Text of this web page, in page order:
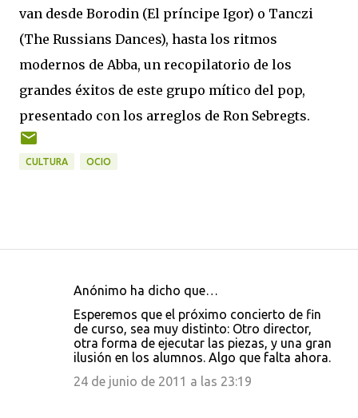
van desde Borodin (El príncipe Igor) o Tanczi
(The Russians Dances), hasta los ritmos
modernos de Abba, un recopilatorio de los
grandes éxitos de este grupo mítico del pop,
presentado con los arreglos de Ron Sebregts.
CULTURA OCIO
Anónimo ha dicho que…
Esperemos que el próximo concierto de fin
de curso, sea muy distinto: Otro director,
otra forma de ejecutar las piezas, y una gran
ilusión en los alumnos. Algo que falta ahora.
24 de junio de 2011 a las 23:19